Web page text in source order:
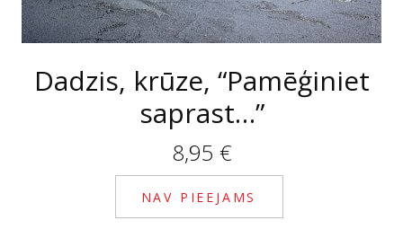
Dadzis, krūze, “Pamēģiniet
saprast…”
8,95 €
NAV PIEEJAMS